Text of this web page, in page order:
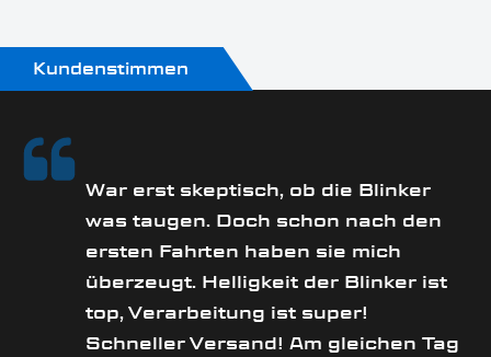
Kundenstimmen
War erst skeptisch, ob die Blinker
was taugen. Doch schon nach den
ersten Fahrten haben sie mich
überzeugt. Helligkeit der Blinker ist
top, Verarbeitung ist super!
Schneller Versand! Am gleichen Tag